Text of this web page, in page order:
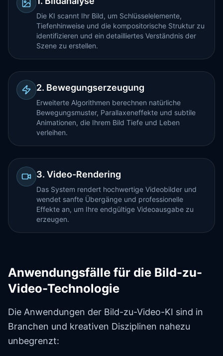
Die KI scannt Ihr Bild, um Schlüsselelemente,
Tiefenhinweise und die kompositorische Struktur zu
identifizieren und ein detailliertes Verständnis der
Szene zu erstellen.
2. Bewegungserzeugung
Erweiterte Algorithmen berechnen natürliche
Bewegungsmuster, Parallaxeneffekte und subtile
Animationen, die Ihrem Bild Tiefe und Leben
verleihen.
3. Video-Rendering
Das System rendert hochwertige Videobilder und
wendet sanfte Übergänge und professionelle
Effekte an, um Ihre endgültige Videoausgabe zu
erzeugen.
Anwendungsfälle für die Bild-zu-
Video-Technologie
Die Anwendungen der Bild-zu-Video-KI sind in
Branchen und kreativen Disziplinen nahezu
unbegrenzt: